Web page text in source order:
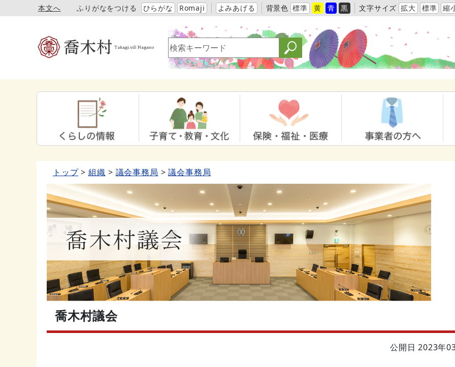
本文へ ふりがなをつける ひらがな Romaji よみあげる 背景色 標準 黄 青 黒 文字サイズ 拡大 標準 縮
トップ 組織 議会事務局 議会事務局
喬木村議会
公開日 2023年